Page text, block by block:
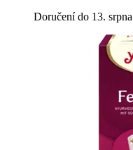
Doručení do 13. srpna